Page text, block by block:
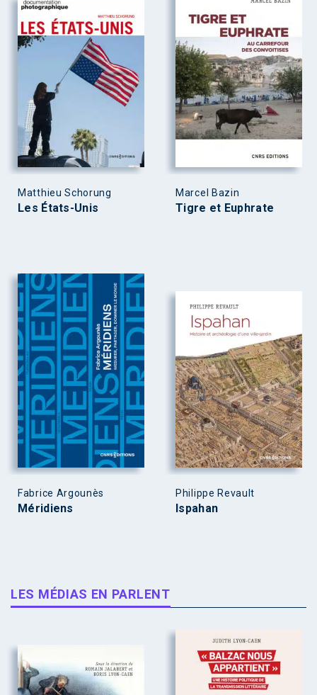
Matthieu Schorung
Les États-Unis
Marcel Bazin
Tigre et Euphrate
Fabrice Argounès
Méridiens
Philippe Revault
Ispahan
LES MÉDIAS EN PARLENT